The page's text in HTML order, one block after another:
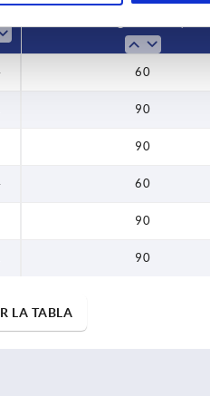
60
90
90
60
90
90
LA TABLA